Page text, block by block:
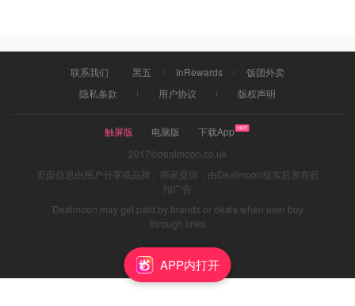
APP内打开
联系我们 黑五 InRewards
饭团外卖
隐私条款
用户协议 版权声明
触屏版 电脑版
下载App
2017©dealmoon.co.uk
页面信息由用户分享或品牌、商家提供，由Dealmoon核实后发布折
扣广告
Dealmoon may get paid by brands or deals when user buy
through links